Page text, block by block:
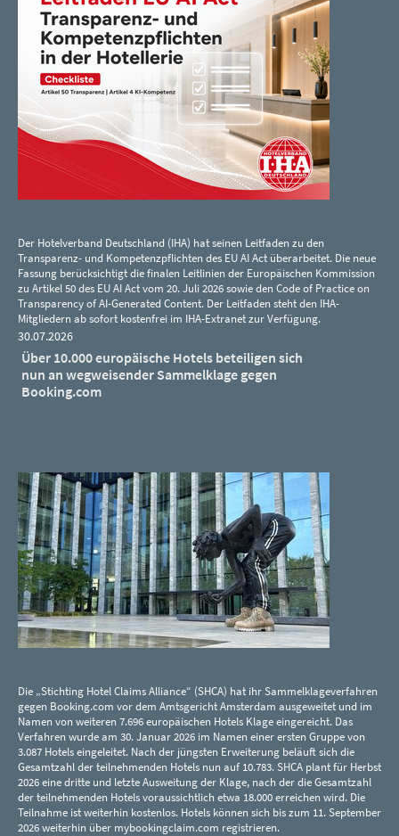
Der Hotelverband Deutschland (IHA) hat seinen Leitfaden zu den
Transparenz- und Kompetenzpflichten des EU AI Act überarbeitet. Die neue
Fassung berücksichtigt die finalen Leitlinien der Europäischen Kommission
zu Artikel 50 des EU AI Act vom 20. Juli 2026 sowie den Code of Practice on
Transparency of AI-Generated Content. Der Leitfaden steht den IHA-
Mitgliedern ab sofort kostenfrei im IHA-Extranet zur Verfügung.
30.07.2026
Über 10.000 europäische Hotels beteiligen sich
nun an wegweisender Sammelklage gegen
Booking.com
Die „Stichting Hotel Claims Alliance“ (SHCA) hat ihr Sammelklageverfahren
gegen Booking.com vor dem Amtsgericht Amsterdam ausgeweitet und im
Namen von weiteren 7.696 europäischen Hotels Klage eingereicht. Das
Verfahren wurde am 30. Januar 2026 im Namen einer ersten Gruppe von
3.087 Hotels eingeleitet. Nach der jüngsten Erweiterung beläuft sich die
Gesamtzahl der teilnehmenden Hotels nun auf 10.783. SHCA plant für Herbst
2026 eine dritte und letzte Ausweitung der Klage, nach der die Gesamtzahl
der teilnehmenden Hotels voraussichtlich etwa 18.000 erreichen wird. Die
Teilnahme ist weiterhin kostenlos. Hotels können sich bis zum 11. September
2026 weiterhin über mybookingclaim.com registrieren.